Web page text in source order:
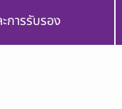
การรับรอง